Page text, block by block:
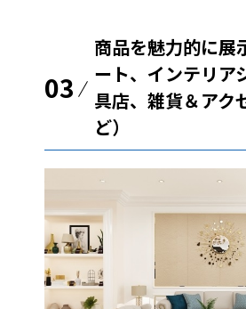
03
商品を魅力的に展
ート、インテリア
具店、雑貨＆アク
ど）